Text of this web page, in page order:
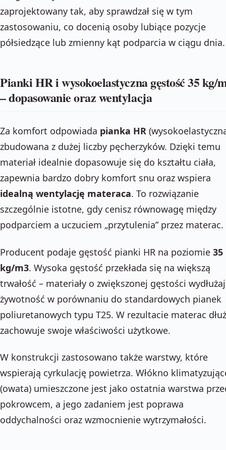
zaprojektowany tak, aby sprawdzał się w tym
zastosowaniu, co docenią osoby lubiące pozycje
półsiedzące lub zmienny kąt podparcia w ciągu dnia.
Pianki HR i wysokoelastyczna gęstość 35 kg/
– dopasowanie oraz wentylacja
Za komfort odpowiada pianka HR
zbudowana z dużej liczby pęcherzyków. Dzięki temu
materiał idealnie dopasowuje się do kształtu ciała,
zapewnia bardzo dobry komfort snu oraz wspiera
idealną wentylację materaca. To rozwiązanie
szczególnie istotne, gdy cenisz równowagę między
podparciem a uczuciem „przytulenia” przez materac.
Producent podaje gęstość pianki HR na poziomie 35
kg/m3. Wysoka gęstość przekłada się na większą
trwałość – materiały o zwiększonej gęstości
żywotność w porównaniu do standardowych pianek
poliuretanowych typu T25. W rezultacie materac
zachowuje swoje właściwości użytkowe.
W konstrukcji zastosowano także warstwy, które
wspierają cyrkulację powietrza. Włókno
(owata) umieszczone jest jako ostatnia warstwa
pokrowcem, a jego zadaniem jest poprawa
oddychalności oraz wzmocnienie wytrzymałości.